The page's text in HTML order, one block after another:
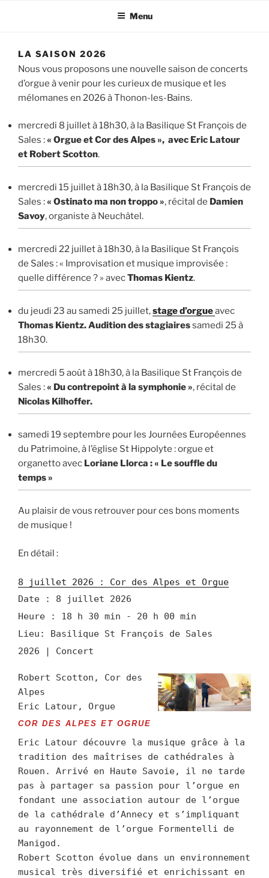
Menu
LA SAISON 2026
Nous vous proposons une nouvelle saison de concerts
d’orgue à venir pour les curieux de musique et les
mélomanes en 2026 à Thonon-les-Bains.
mercredi 8 juillet à 18h30, à la Basilique St François de
Sales :« Orgue et Cor des Alpes », avec Eric Latour
et Robert Scotton.
mercredi 15 juillet à 18h30, à la Basilique St François de
Sales :« Ostinato ma non troppo », récital de Damien
Savoy, organiste à Neuchâtel.
mercredi 22 juillet à 18h30, à la Basilique St François
de Sales : « Improvisation et musique improvisée :
quelle différence ? » avecThomas Kientz.
du jeudi 23 au samedi 25 juillet,stage d’orgueavec
Thomas Kientz. Audition des stagiairessamedi 25 à
18h30.
mercredi 5 août à 18h30, à la Basilique St François de
Sales :« Du contrepoint à la symphonie », récital de
Nicolas Kilhoffer.
samedi 19 septembre pour les Journées Européennes
du Patrimoine, à l’église St Hippolyte : orgue et
organetto avec Loriane Llorca : « Le souffle du
temps »
Au plaisir de vous retrouver pour ces bons moments
de musique !
En détail :
8 juillet 2026 : Cor des Alpes et Orgue
Date : 8 juillet 2026
Heure : 18 h 30 min - 20 h 00 min
Lieu: Basilique St François de Sales
2026 | Concert
Robert Scotton, Cor des
Alpes
Eric Latour, Orgue
COR DES ALPES ET OGRUE
Eric Latour découvre la musique grâce à la
tradition des maîtrises de cathédrales à
Rouen. Arrivé en Haute Savoie, il ne tarde
pas à partager sa passion pour l’orgue en
fondant une association autour de l’orgue
de la cathédrale d’Annecy et s’impliquant
au rayonnement de l’orgue Formentelli de
Manigod.
Robert Scotton évolue dans un environnement
musical très diversifié et enrichissant en